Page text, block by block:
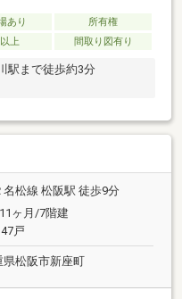
あり
所有権
上 間取り図有り
まで徒歩約3分
名松線 松阪駅 徒歩9分
ヶ月/7階建
戸
県松阪市新座町